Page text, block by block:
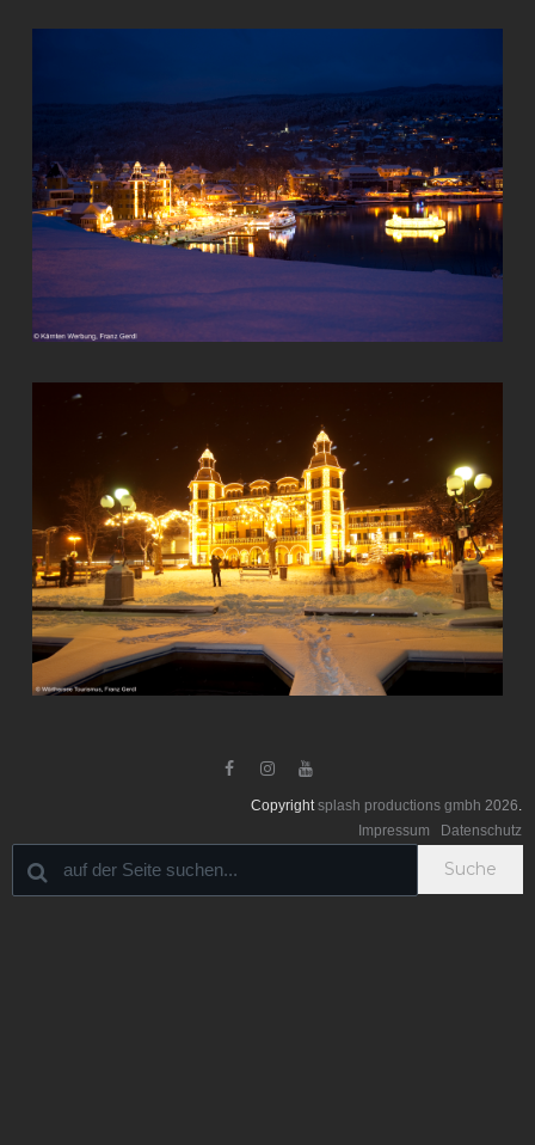
  
Copyrightsplash productions gmbh 2026.
Impressum
Datenschutz
Suche